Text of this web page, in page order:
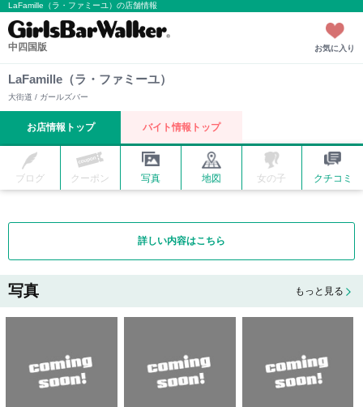
LaFamille（ラ・ファミーユ）の店舗情報
中四国版 お気に入り
LaFamille（ラ・ファミーユ）
大街道 / ガールズバー
お店情報トップ バイト情報トップ
ブログ クーポン 写真 地図 女の子 クチコミ
詳しい内容はこちら
写真 もっと見る